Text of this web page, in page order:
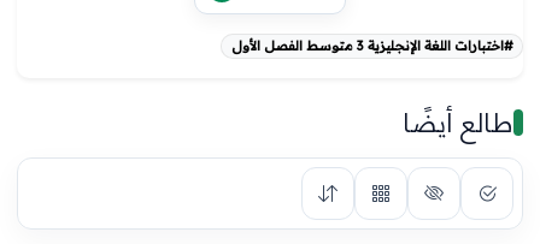
#اختبارات اللغة الإنجليزية 3 متوسط الفصل الأول
طالع أيضًا